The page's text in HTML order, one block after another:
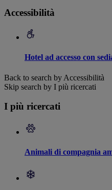
Accessibilità
Hotel ad accesso con
Back to search by Accessibilità
Skip search by I più ricercati
I più ricercati
Animali di compagnia